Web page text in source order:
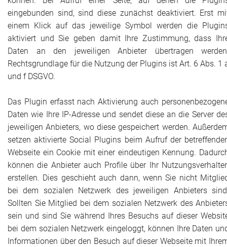
eingebunden sind, sind diese zunächst deaktiviert. Erst
einem Klick auf das jeweilige Symbol werden die
aktiviert und Sie geben damit Ihre Zustimmung, dass
Daten an den jeweiligen Anbieter übertragen
Rechtsgrundlage für die Nutzung der Plugins ist Art. 6 Abs. 1
und f DSGVO.
Das Plugin erfasst nach Aktivierung auch
Daten wie Ihre IP-Adresse und sendet diese an die Server
jeweiligen Anbieters, wo diese gespeichert werden.
setzen aktivierte Social Plugins beim Aufruf der
Webseite ein Cookie mit einer eindeutigen Kennung.
können die Anbieter auch Profile über Ihr
erstellen. Dies geschieht auch dann, wenn Sie nicht
bei dem sozialen Netzwerk des jeweiligen Anbieters
Sollten Sie Mitglied bei dem sozialen Netzwerk des
sein und sind Sie während Ihres Besuchs auf dieser
bei dem sozialen Netzwerk eingeloggt, können Ihre Daten
Informationen über den Besuch auf dieser Webseite mit